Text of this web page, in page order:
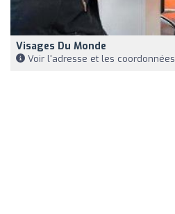
Visages Du Monde
Voir l'adresse et les coordonnées